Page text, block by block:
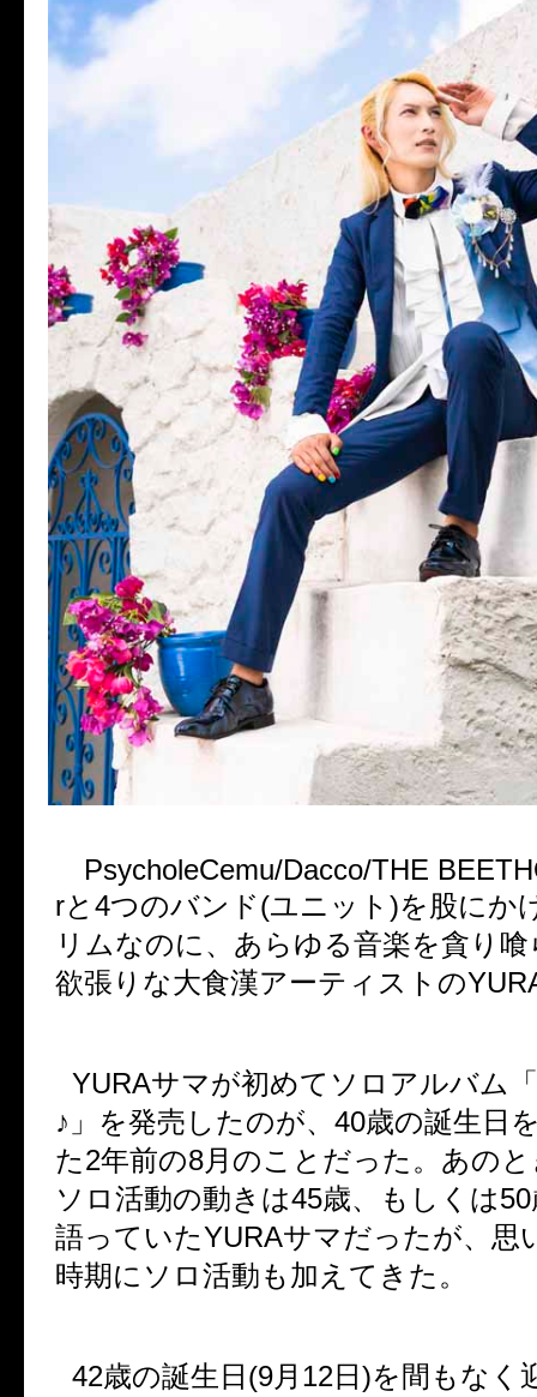
PsycholeCemu/Dacco/THE
rと 4つのバンド(ユニット )を股にか
リムなのに、あらゆる音楽を貪り
欲張りな大食漢アーティストの
YURAサマが初めてソロアルバム「
♪」を発売したのが、 40歳の誕生日
た2年前の8月のことだった。あの
ソロ活動の動きは45歳、もしくは50
語っていたYURAサマだったが、思
時期にソロ活動も加えてきた。
42歳の誕生日 (9月 12日 )を間もなく